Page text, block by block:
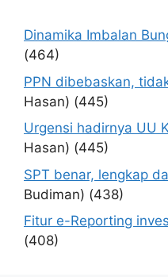
Dinamika Imbalan
(464)
PPN dibebaskan,
Hasan) (445)
Urgensi hadirnya UU
Hasan) (445)
SPT benar, lengkap
Budiman) (438)
Fitur e-Reporting
(408)